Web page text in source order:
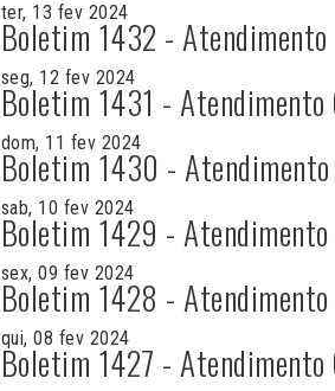
ter, 13 fev 2024
Boletim 1432 - Atendimento
seg, 12 fev 2024
Boletim 1431 - Atendimento
dom, 11 fev 2024
Boletim 1430 -
sab, 10 fev 2024
Boletim 1429 -
sex, 09 fev 2024
Boletim 1428 -
qui, 08 fev 2024
Boletim 1427 - Atendimento